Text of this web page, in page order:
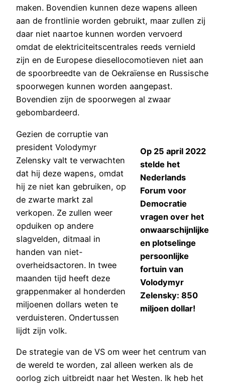
maken. Bovendien kunnen deze wapens alleen
aan de frontlinie worden gebruikt, maar zullen zij
daar niet naartoe kunnen worden vervoerd
omdat de elektriciteitscentrales reeds vernield
zijn en de Europese diesellocomotieven niet aan
de spoorbreedte van de Oekraïense en Russische
spoorwegen kunnen worden aangepast.
Bovendien zijn de spoorwegen al zwaar
gebombardeerd.
Op 25 april 2022
stelde het
Nederlands
Forum voor
Democratie
vragen over het
onwaarschijnlijke
en plotselinge
persoonlijke
fortuin van
Volodymyr
Zelensky: 850
miljoen dollar!
Gezien de corruptie van
president Volodymyr
Zelensky valt te verwachten
dat hij deze wapens, omdat
hij ze niet kan gebruiken, op
de zwarte markt zal
verkopen. Ze zullen weer
opduiken op andere
slagvelden, ditmaal in
handen van niet-
overheidsactoren. In twee
maanden tijd heeft deze
grappenmaker al honderden
miljoenen dollars weten te
verduisteren. Ondertussen
lijdt zijn volk.
De strategie van de VS om weer het centrum van
de wereld te worden, zal alleen werken als de
oorlog zich uitbreidt naar het Westen. Ik heb het